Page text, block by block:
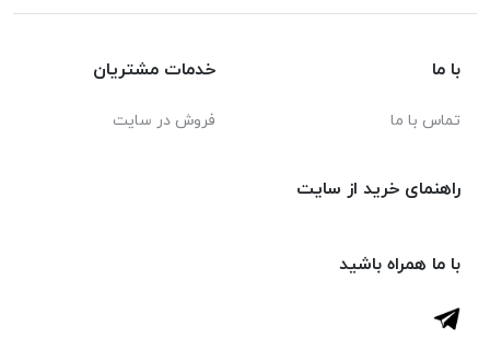
با ما
تماس با ما
خدمات مشتریان
فروش در سایت
راهنمای خرید از سایت
با ما همراه باشید